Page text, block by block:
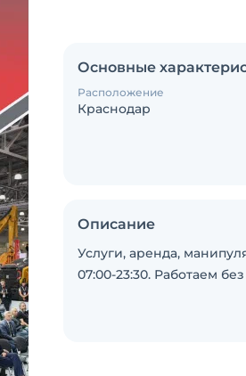
Основные
Расположение
Краснодар
Описание
Услуги, аренда,
07:00-23:30. Работаем